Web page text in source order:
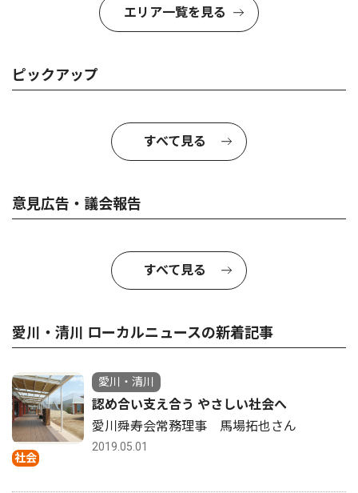
エリア一覧を見る
ピックアップ
すべて見る
意見広告・議会報告
すべて見る
愛川・清川 ローカルニュースの新着記事
社会
愛川・清川
認め合い支え合う やさしい社会へ
愛川舜寿会常務理事 馬場拓也さん
2019.05.01